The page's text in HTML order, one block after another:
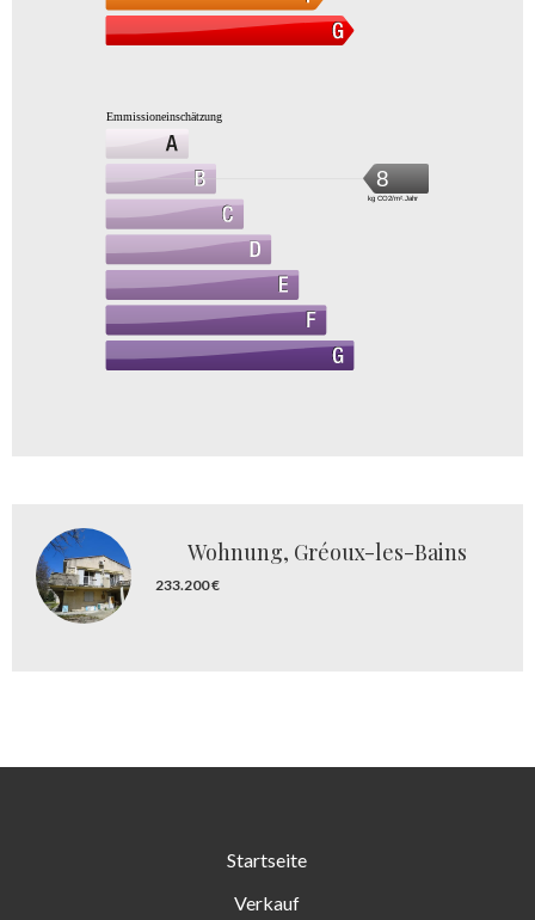
Emmissioneinschätzung
8
kg CO2/m².Jahr
Wohnung, Gréoux-les-Bains
233.200 €
Startseite
Verkauf